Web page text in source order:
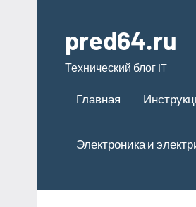
содержимому
pred64.ru
Технический блог IT
Главная
Электроника и